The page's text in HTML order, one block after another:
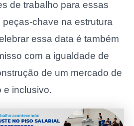
de trabalho para essas
chave na estrutura
essa data é também
com a igualdade de
de um mercado de
e inclusivo.